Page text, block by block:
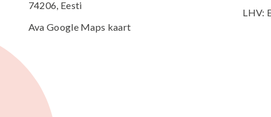
74206, Eesti
Ava Google Maps kaart
LHV: